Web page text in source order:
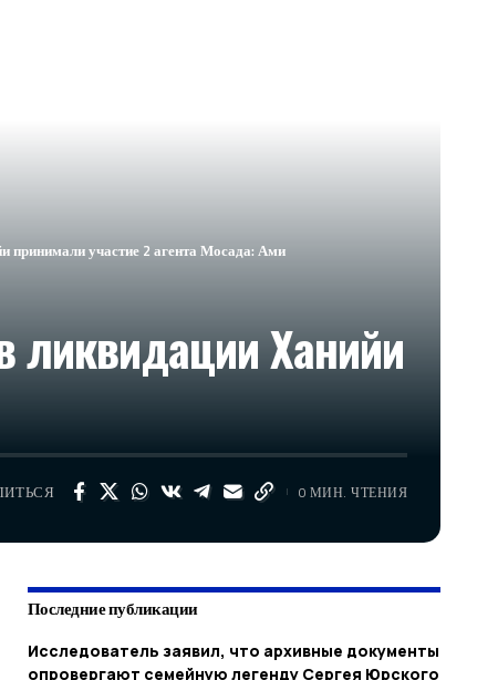
принимали участие 2 агента Мосада: Ами
ликвидации Ханийи
0 МИН. ЧТЕНИЯ
Последние публикации
Исследователь заявил, что архивные документы
опровергают семейную легенду Сергея Юрского